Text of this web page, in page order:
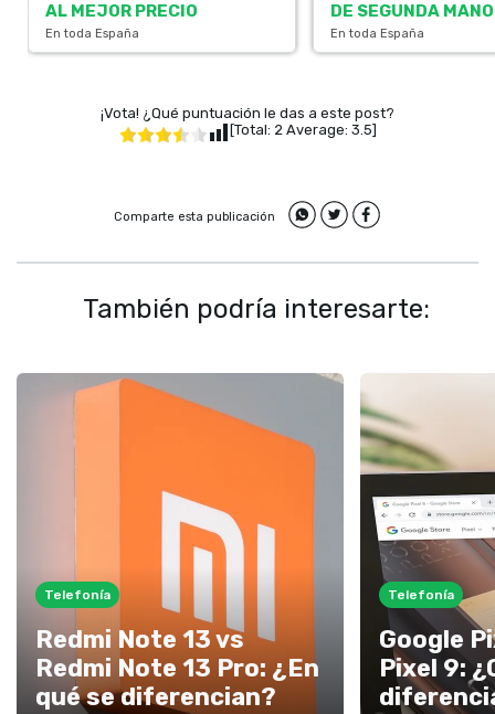
AL MEJOR PRECIO
En toda España
DE SEGUNDA MANO
En toda España
¡Vota! ¿Qué puntuación le das a este post?
[Total: 2Average: 3.5]
Comparte esta publicación
También podría interesarte:
Telefonía
Redmi Note 13 vs
Redmi Note 13 Pro: ¿En
qué se diferencian?
Telefonía
Google
Pixel 9: